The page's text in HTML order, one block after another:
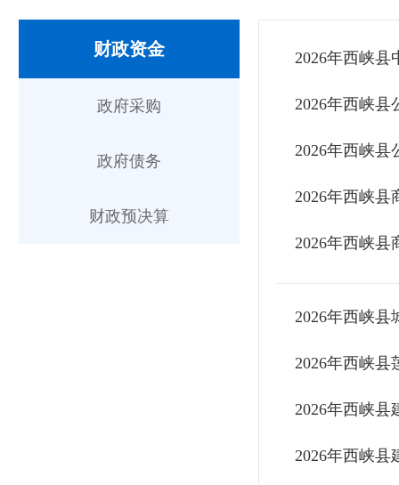
财政资金
政府采购
政府债务
财政预决算
​2026年西峡县
​2026年西峡县
​2026年西峡县
​2026年西峡县
​2026年西峡县
​2026年西峡县
​2026年西峡县
2026年西峡县
​2026年西峡县